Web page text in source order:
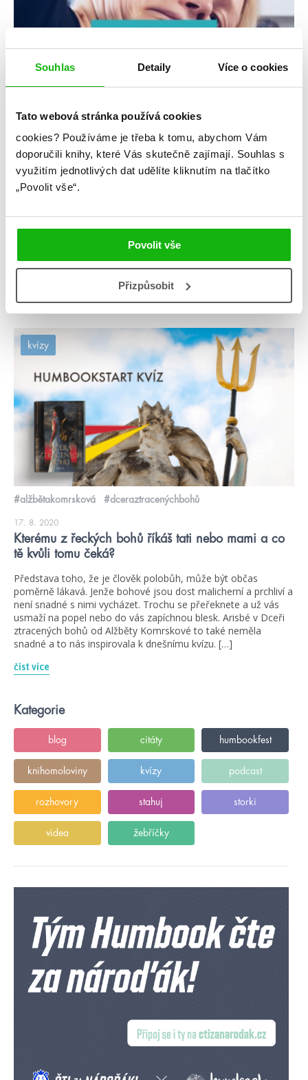
Souhlas Detaily Více o cookies
Tato webová stránka používá cookies
cookies? Používáme je třeba k tomu, abychom Vám
doporučili knihy, které Vás skutečně zajímají. Souhlas s
využitím jednotlivých dat udělíte kliknutím na tlačítko
„Povolit vše“.
Povolit vše
Přizpůsobit
#alžbětakomrsková #andělskýmág
7. 9. 2020
Míšo, co budeme číst v září 2020?
00:40 Standalones 19:03 První díly nových sérií 24:18
mě na to ptá opravdu velká spousta lidí. Tak jsem se rozhodl,
že všem odpovím, a […]
kvízy
#alžbětakomrsková #dceraztracenýchbohů
17. 8. 2020
Kterému z řeckých bohů říkáš tati nebo mami a co
tě kvůli tomu čeká?
Představa toho, že je člověk polobůh, může být občas
poměrně lákavá. Jenže bohové jsou dost malicherní a prchliví a
není snadné s nimi vycházet. Trochu se přeřeknete a už vás
usmaží na popel nebo do vás zapíchnou blesk. Arisbé v Dceři
ztracených bohů od Alžběty Komrskové to také neměla
snadné a to nás inspirovala k dnešnímu kvízu. […]
číst více
Kategorie
blog citáty humbookfest
knihomoloviny kvízy podcast
rozhovory stahuj storki
videa žebříčky